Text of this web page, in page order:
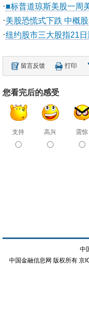
·■标普道琼斯美股一周
·美股恐慌式下跌 中概
·纽约股市三大股指21
留言反馈 打印
您看完后的感受
支持 高兴 震惊
中
中国金融信息网 版权所有 京